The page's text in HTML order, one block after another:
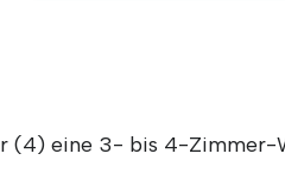
(4) eine 3- bis 4-Zimmer-